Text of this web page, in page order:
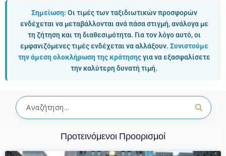
Σημείωση:Οι τιμές των ταξιδιωτικών προσφορών
ενδέχεται να μεταβάλλονται ανά πάσα στιγμή, ανάλογα με
τη ζήτηση και τη διαθεσιμότητα. Για τον λόγο αυτό, οι
εμφανιζόμενες τιμές ενδέχεται να αλλάξουν. Συνιστούμε
την άμεση ολοκλήρωση της κράτησηςγια να εξασφαλίσετε
την καλύτερη δυνατή τιμή.
Προτεινόμενοι Προορισμοί